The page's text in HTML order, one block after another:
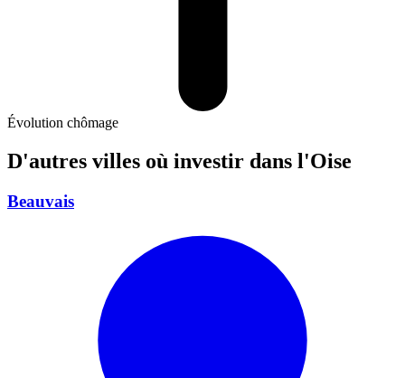
Évolution chômage
D'autres villes où investir dans l'Oise
Beauvais